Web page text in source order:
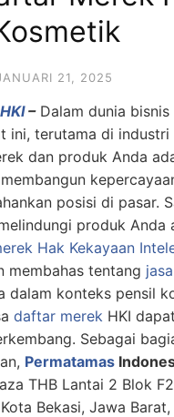
21, 2025
–Dalam dunia bisnis
ini, terutama di industri
dan produk Anda
posisi di pasar.
produk Anda
Hak Kekayaan
membahas tentang
dalam konteks pensil
daftar merek HKI
Sebagai
Permatamas
THB Lantai 2 Blok
Bekasi, Jawa